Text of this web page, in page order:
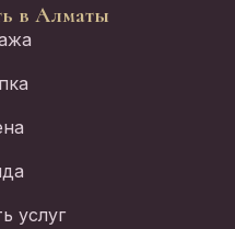
в Алматы
услуг